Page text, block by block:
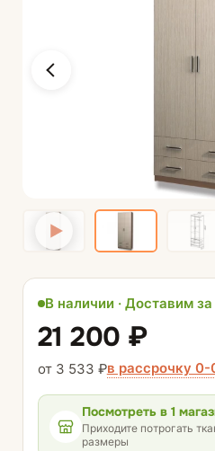
В наличии · Доставим
21 200 ₽
от 3 533 ₽в рассрочку
Посмотреть в 1
Приходите потрогать
размеры